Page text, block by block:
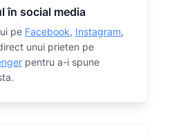
în social media
pe Facebook, Instagram,
unui prieten pe
pentru a-i spune